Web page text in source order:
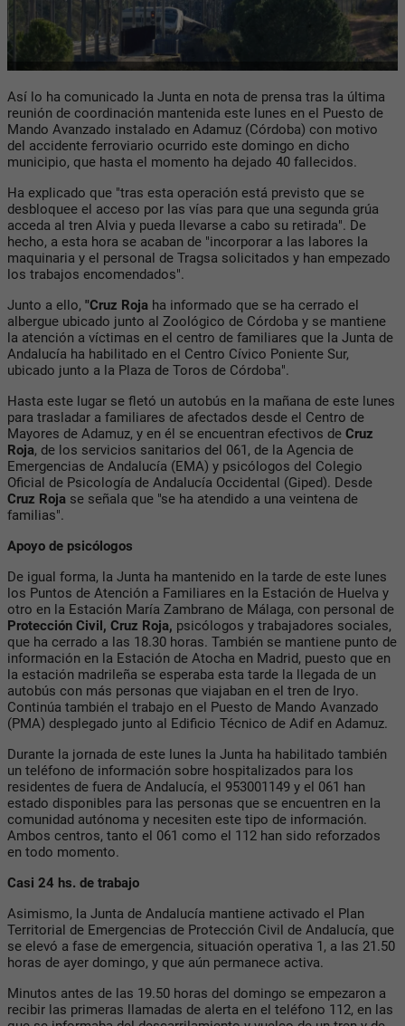
Así lo ha comunicado la Junta en nota de prensa tras la última
reunión de coordinación mantenida este lunes en el Puesto de
Mando Avanzado instalado en Adamuz (Córdoba) con motivo
del accidente ferroviario ocurrido este domingo en dicho
municipio, que hasta el momento ha dejado 40 fallecidos.
Ha explicado que "tras esta operación está previsto que se
desbloquee el acceso por las vías para que una segunda grúa
acceda al tren Alvia y pueda llevarse a cabo su retirada". De
hecho, a esta hora se acaban de "incorporar a las labores la
maquinaria y el personal de Tragsa solicitados y han empezado
los trabajos encomendados".
Junto a ello, "Cruz Roja ha informado que se ha cerrado el
albergue ubicado junto al Zoológico de Córdoba y se mantiene
la atención a víctimas en el centro de familiares que la Junta de
Andalucía ha habilitado en el Centro Cívico Poniente Sur,
ubicado junto a la Plaza de Toros de Córdoba".
Hasta este lugar se fletó un autobús en la mañana de este lunes
para trasladar a familiares de afectados desde el Centro de
Mayores de Adamuz, y en él se encuentran efectivos de Cruz
Roja, de los servicios sanitarios del 061, de la Agencia de
Emergencias de Andalucía (EMA) y psicólogos del Colegio
Oficial de Psicología de Andalucía Occidental (Giped). Desde
Cruz Roja se señala que "se ha atendido a una veintena de
familias".
Apoyo de psicólogos
De igual forma, la Junta ha mantenido en la tarde de este lunes
los Puntos de Atención a Familiares en la Estación de Huelva y
otro en la Estación María Zambrano de Málaga, con personal de
Protección Civil, Cruz Roja, psicólogos y trabajadores sociales,
que ha cerrado a las 18.30 horas. También se mantiene punto de
información en la Estación de Atocha en Madrid, puesto que en
la estación madrileña se esperaba esta tarde la llegada de un
autobús con más personas que viajaban en el tren de Iryo.
Continúa también el trabajo en el Puesto de Mando Avanzado
(PMA) desplegado junto al Edificio Técnico de Adif en Adamuz.
Durante la jornada de este lunes la Junta ha habilitado también
un teléfono de información sobre hospitalizados para los
residentes de fuera de Andalucía, el 953001149 y el 061 han
estado disponibles para las personas que se encuentren en la
comunidad autónoma y necesiten este tipo de información.
Ambos centros, tanto el 061 como el 112 han sido reforzados
en todo momento.
Casi 24 hs. de trabajo
Asimismo, la Junta de Andalucía mantiene activado el Plan
Territorial de Emergencias de Protección Civil de Andalucía, que
se elevó a fase de emergencia, situación operativa 1, a las 21.50
horas de ayer domingo, y que aún permanece activa.
Minutos antes de las 19.50 horas del domingo se empezaron a
recibir las primeras llamadas de alerta en el teléfono 112, en las